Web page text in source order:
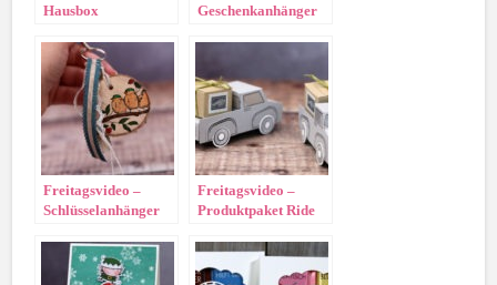
Hausbox
Geschenkanhänger
Freitagsvideo –
Schlüsselanhänger
Freitagsvideo –
Produktpaket Ride